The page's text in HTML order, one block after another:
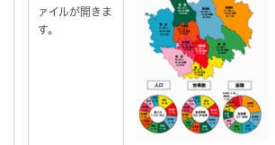
ァイルが開きま
す。